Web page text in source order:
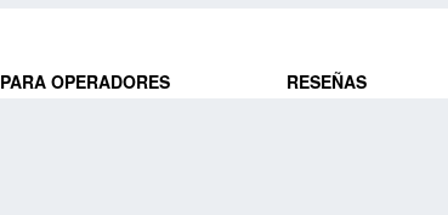
PARA OPERADORES RESEÑAS